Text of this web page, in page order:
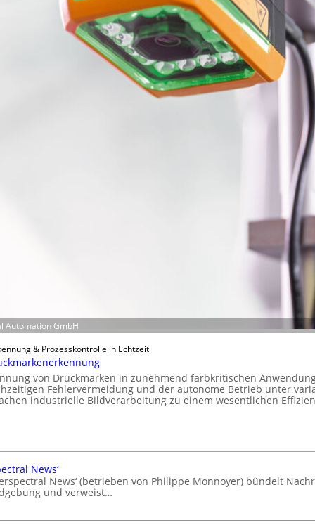
Automation GmbH
& Prozesskontrolle in Echtzeit
von Druckmarken in zunehmend farbkritischen
Fehlervermeidung und der autonome Betrieb unter
industrielle Bildverarbeitung zu einem wesentlichen
News‘
News‘ (betrieben von Philippe Monnoyer) bündelt
und verweist…